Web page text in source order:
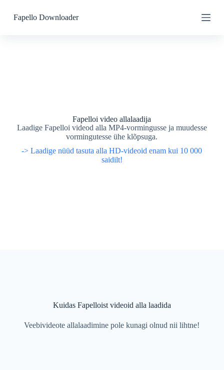
kkFapello Downloader
Fapelloi video allalaadija
Laadige Fapelloi videod alla MP4-vormingusse ja muudesse
vormingutesse ühe klõpsuga.
-> Laadige nüüd tasuta alla HD-videoid enam kui 10 000
saidilt!
Kuidas Fapelloist videoid alla laadida
Veebivideote allalaadimine pole kunagi olnud nii lihtne!